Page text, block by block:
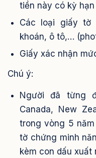
tiền này có kỳ
Các loại giấy tờ
khoán, ô tô,…
Giấy xác nhận
Chú ý:
Người đã từng
Canada, New
trong vòng 5
tờ chứng minh
kèm con dấu xuất